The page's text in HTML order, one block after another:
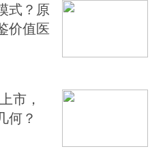
式？原
价值医
市，
何？